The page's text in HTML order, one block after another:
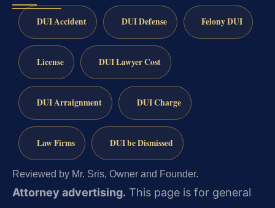
DUI Accident DUI Defense Felony DUI
License DUI Lawyer Cost
DUI Arraignment DUI Charge
Law Firms DUI be Dismissed
Reviewed by Mr. Sris, Owner and Founder.
Attorney advertising. This page is for general